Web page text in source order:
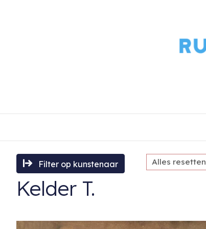
Filter op kunstenaar Alles resetten
Kelder T.